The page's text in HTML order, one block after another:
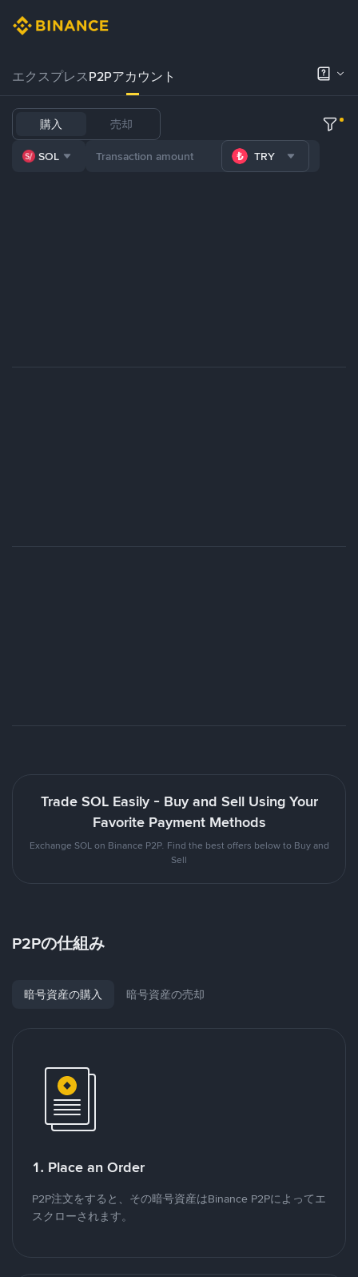
エクスプレスP2Pアカウント
購入 売却
SOL TRY
Trade SOL Easily - Buy and Sell Using Your
Favorite Payment Methods
Exchange SOL on Binance P2P. Find the best offers below to Buy and
Sell
P2Pの仕組み
暗号資産の購入 暗号資産の売却
1. Place an Order
P2P注文をすると、その暗号資産はBinance P2Pによってエ
スクローされます。